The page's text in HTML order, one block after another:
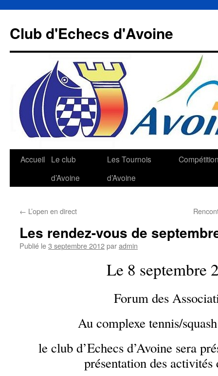
contenu
Club d'Echecs d'Avoine
Accueil
Le club
d’Avoine
Les Tournois
d’Avoine
← L’open en direct
Les rendez-vous de
Publié le3 septembre 2012paradmin
Le 8 septembre
Forum des
Au complexe tennis/
le club d’Echecs d’Avoine sera
présentation des activités